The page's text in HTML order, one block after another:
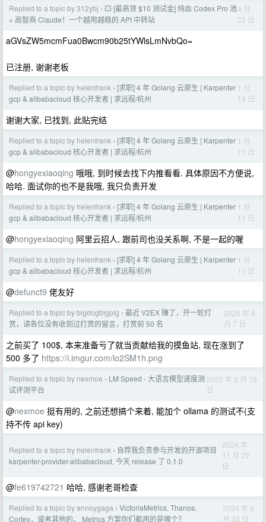
Replied to a topic by 312ybj › 💥 [最高领 $10 测试金] 纯血 Codex Pro 池
+ 高智商 Claude！一个越用越稳的 API 中转站
4 月
23 日
aGVsZW5mcmFua0Bwcm90b25tYWlsLmNvbQo=
已注册, 谢谢老板
Replied to a topic by helenfrank › [求职] 4 年 Golang 云原生 | Karpenter
gcp & alibabacloud 核心开发者 | 求远程/杭州
1 月
14 日
谢谢大家, 已找到, 此贴完结
Replied to a topic by helenfrank › [求职] 4 年 Golang 云原生 | Karpenter
gcp & alibabacloud 核心开发者 | 求远程/杭州
1 月
11 日
@hongyexiaoqing 哦哦, 到时候去找下内推看看. 具体原因不方便说,
哈哈. 面试你的也不是我哦, 我只负责开发
Replied to a topic by helenfrank › [求职] 4 年 Golang 云原生 | Karpenter
gcp & alibabacloud 核心开发者 | 求远程/杭州
1 月
11 日
@hongyexiaoqing 阿里云招人, 跟前司也没关系啊, 不是一起的喔
Replied to a topic by helenfrank › [求职] 4 年 Golang 云原生 | Karpenter
gcp & alibabacloud 核心开发者 | 求远程/杭州
1 月
11 日
@defunct9 佬友好
Replied to a topic by bigdogbigpig › 最近 V2EX 赚了，开一轮打
赏，请各位没有收到过打赏的留言，打赏前 50 名
2025 年 8
月 7 日
之前买了 100$, 本来准备亏了就当贡献给我的摸鱼站, 现在涨到了
500 多了 https://i.imgur.com/io2SM1h.png
Replied to a topic by nexmoe › LM Speed - 大语言模型速度测
试评测平台
2025 年 2 月 19
日
@nexmoe 挺有用的, 之前还想搞个来着, 能加个 ollama 的测试不(支
持不传 api key)
Replied to a topic by helenfrank › 自荐我负责参与开发的开源项目
karpenter-provider-alibabacloud, 今天 release 了 0.1.0
2024 年
11 月 22
日
@fe619742721 哈哈, 感谢老哥检查
Replied to a topic by annoygaga › VictoriaMetrics, Thanos,
Cortex，或者其他的， Metrics 方案你们都用的是哪个？
2024 年 8
月 23 日